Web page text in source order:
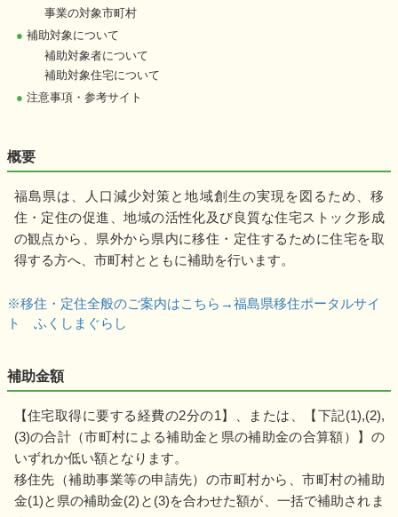
事業の対象市町村
● 補助対象について
補助対象者について
補助対象住宅について
● 注意事項・参考サイト
概要
福島県は、人口減少対策と地域創生の実現を図るため、移
住・定住の促進、地域の活性化及び良質な住宅ストック形成
の観点から、県外から県内に移住・定住するために住宅を取
得する方へ、市町村とともに補助を行います。
※移住・定住全般のご案内はこちら→福島県移住ポータルサイ
ト ふくしまぐらし
補助金額
【住宅取得に要する経費の2分の1】、または、【下記(1),(2),
(3)の合計（市町村による補助金と県の補助金の合算額）】の
いずれか低い額となります。
移住先（補助事業等の申請先）の市町村から、市町村の補助
金(1)と県の補助金(2)と(3)を合わせた額が、一括で補助されま